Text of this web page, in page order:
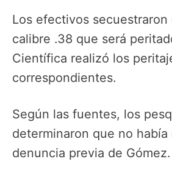
Los efectivos
calibre .38 que será
Científica realizó los
correspondientes.
Según las fuentes, los
determinaron que no había
denuncia previa de Gómez.